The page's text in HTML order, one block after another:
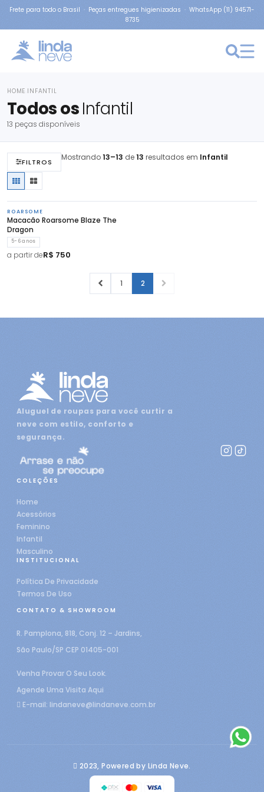
Frete para todo o Brasil · Peças entregues higienizadas · WhatsApp (11) 94571-
8735
HOME INFANTIL
Todos osInfantil
13 peças disponíveis
FILTROS Mostrando13–13 de13 resultados em Infantil
ROARSOME
Macacão Roarsome Blaze The
Dragon
5-6 anos
a partir deR$ 750
1 2
Aluguel de roupas para você curtir a
neve com estilo, conforto e
segurança.
COLEÇÕES
Home
Acessórios
Feminino
Infantil
Masculino
INSTITUCIONAL
Política De Privacidade
Termos De Uso
CONTATO & SHOWROOM
R. Pamplona, 818, Conj. 12 – Jardins,
São Paulo/SP CEP 01405-001
Venha Provar O Seu Look.
Agende Uma Visita Aqui
E-mail: lindaneve@lindaneve.com.br
2023, Powered by Linda Neve.